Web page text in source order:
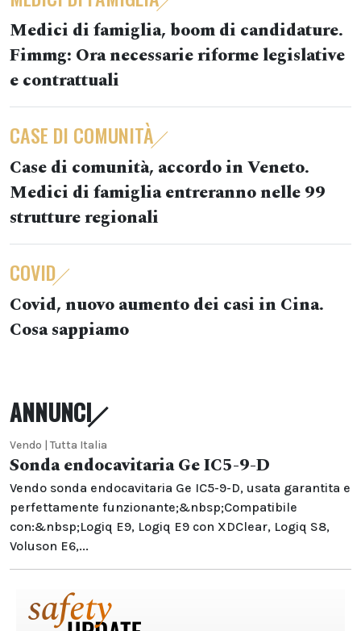
Medici di famiglia, boom di candidature.
Fimmg: Ora necessarie riforme legislative
e contrattuali
CASE DI COMUNITÀ
Case di comunità, accordo in Veneto.
Medici di famiglia entreranno nelle 99
strutture regionali
COVID
Covid, nuovo aumento dei casi in Cina.
Cosa sappiamo
ANNUNCI
Vendo | Tutta Italia
Sonda endocavitaria Ge IC5-9-D
Vendo sonda endocavitaria Ge IC5-9-D, usata garantita e
perfettamente funzionante;&nbsp;Compatibile
con:&nbsp;Logiq E9, Logiq E9 con XDClear, Logiq S8,
Voluson E6,...